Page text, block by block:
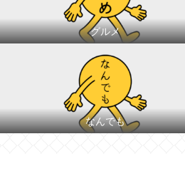
グルメ
なんでも